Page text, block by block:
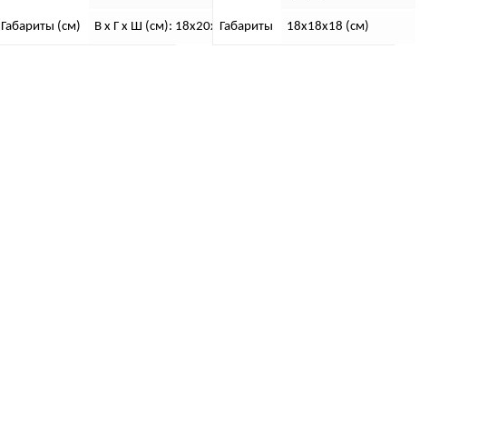
Габариты (см) В х Г х Ш (см): 18х20х18Габариты 18х18х18 (см)